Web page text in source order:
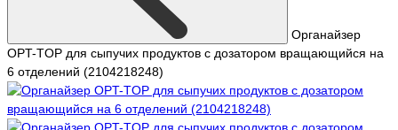
Органайзер
OPT-TOP для сыпучих продуктов с дозатором вращающийся на
6 отделений (2104218248)